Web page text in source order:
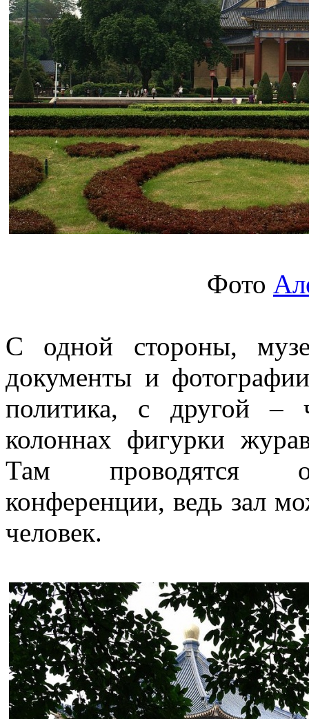
Фото
С одной стороны,
документы и
политика, с другой –
колоннах фигурки
Там проводятся
конференции, ведь зал
человек.